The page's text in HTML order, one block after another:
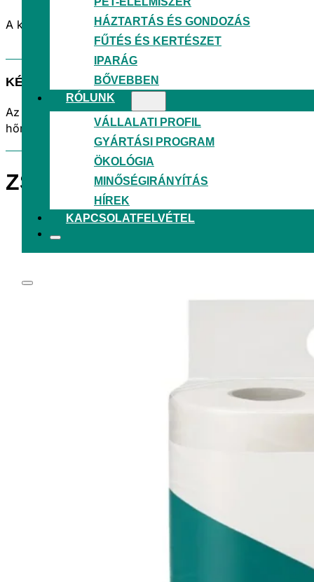
HÁZTARTÁS ÉS GONDOZÁS
FŰTÉS ÉS KERTÉSZET
IPARÁG
BŐVEBBEN
RÓLUNK
VÁLLALATI PROFIL
GYÁRTÁSI PROGRAM
ÖKOLÓGIA
MINŐSÉGIRÁNYÍTÁS
HÍREK
KAPCSOLATFELVÉTEL
A körforgásos gazdaság támogatása érdekében saját
KÉNYELEM ÉS FUNKCIONALITÁS
Az akasztónyílások és a hordozófogantyú
hőmérsékletnek, valamint a szokásos vegyi anyagoknak.
ZSÁKOK AKASZTÓS